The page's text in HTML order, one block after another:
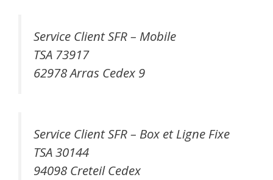
Service Client SFR – Mobile
TSA 73917
62978 Arras Cedex 9
Service Client SFR – Box et Ligne Fixe
TSA 30144
94098 Creteil Cedex